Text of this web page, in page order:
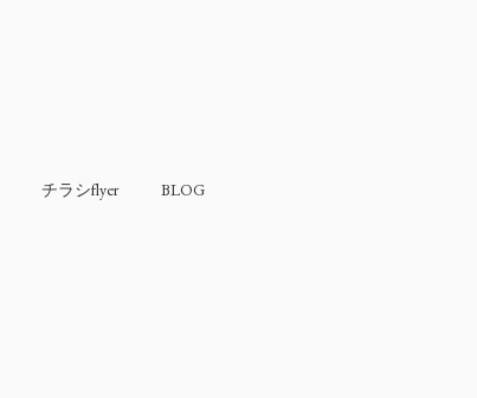
チラシflyer BLOG